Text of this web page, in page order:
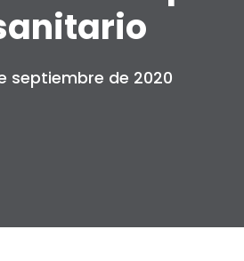
septiembre de 2020